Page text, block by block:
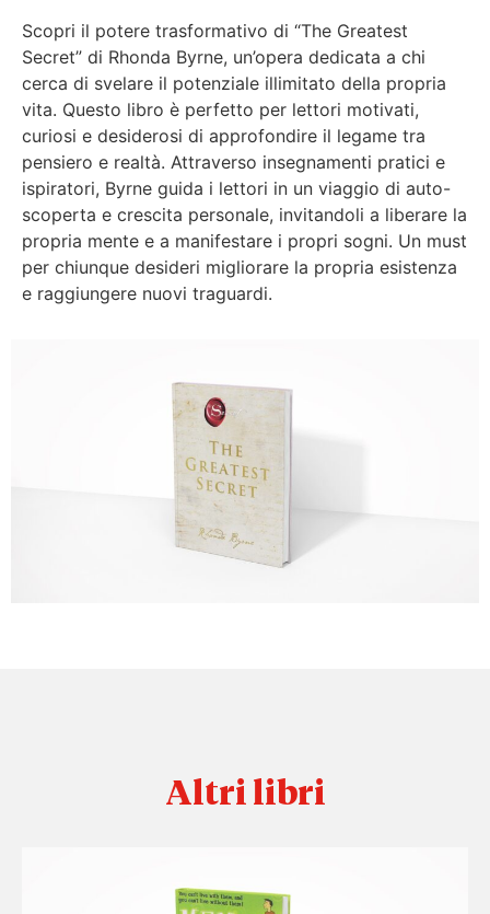
Scopri il potere trasformativo di “The Greatest
Secret” di Rhonda Byrne, un’opera dedicata a chi
cerca di svelare il potenziale illimitato della propria
vita. Questo libro è perfetto per lettori motivati,
curiosi e desiderosi di approfondire il legame tra
pensiero e realtà. Attraverso insegnamenti pratici e
ispiratori, Byrne guida i lettori in un viaggio di auto-
scoperta e crescita personale, invitandoli a liberare la
propria mente e a manifestare i propri sogni. Un must
per chiunque desideri migliorare la propria esistenza
e raggiungere nuovi traguardi.
Altri libri